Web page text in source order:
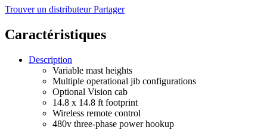
Trouver un distributeur Partager
Caractéristiques
Description
Variable mast heights
Multiple operational jib configurations
Optional Vision cab
14.8 x 14.8 ft footprint
Wireless remote control
480v three-phase power hookup